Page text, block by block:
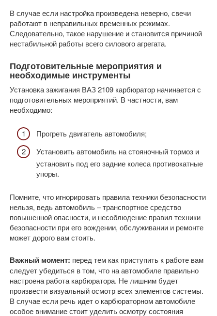
В случае если настройка произведена неверно, свечи
работают в неправильных временных режимах.
Следовательно, такое нарушение и становится причиной
нестабильной работы всего силового агрегата.
Подготовительные мероприятия и
необходимые инструменты
Установка зажигания ВАЗ 2109 карбюратор начинается с
подготовительных мероприятий. В частности, вам
необходимо:
Прогреть двигатель автомобиля;
Установить автомобиль на стояночный тормоз и
установить под его задние колеса противокатные
упоры.
Помните, что игнорировать правила техники безопасности
нельзя, ведь автомобиль – транспортное средство
повышенной опасности, и несоблюдение правил техники
безопасности при его вождении, обслуживании и ремонте
может дорого вам стоить.
Важный момент: перед тем как приступить к работе вам
следует убедиться в том, что на автомобиле правильно
настроена работа карбюратора. Не лишним будет
произвести визуальный осмотр всех элементов системы.
В случае если речь идет о карбюраторном автомобиле
особое внимание стоит уделить осмотру состояния